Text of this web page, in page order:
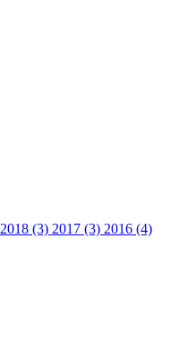
2018 (3) 2017 (3) 2016 (4)